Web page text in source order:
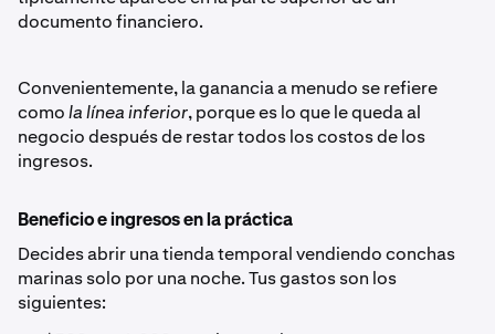
documento financiero.
Convenientemente, la ganancia a menudo se refiere
comola línea inferior, porque es lo que le queda al
negocio después de restar todos los costos de los
ingresos.
Beneficio e ingresos en la práctica
Decides abrir una tienda temporal vendiendo conchas
marinas solo por una noche. Tus gastos son los
siguientes: